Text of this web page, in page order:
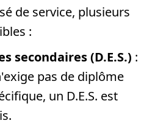
de service, plusieurs
:
secondaires (D.E.S.) :
pas de diplôme
un D.E.S. est